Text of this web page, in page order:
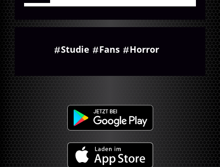
Studie Fans Horror